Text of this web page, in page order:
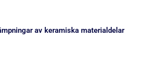
av keramiska materialdelar